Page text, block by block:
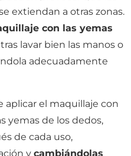
extiendan a otras zonas.
con las yemas
lavar bien las manos o
adecuadamente
aplicar el maquillaje con
yemas de los dedos,
de cada uso,
y cambiándolas